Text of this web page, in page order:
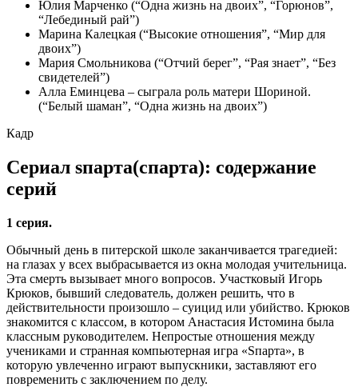
Юлия Марченко (“Одна жизнь на двоих”, “Горюнов”,
“Лебединый рай”)
Марина Калецкая (“Высокие отношения”, “Мир для
двоих”)
Мария Смольникова (“Отчий берег”, “Рая знает”, “Без
свидетелей”)
Алла Еминцева – сыграла роль матери Шориной.
(“Белый шаман”, “Одна жизнь на двоих”)
Кадр
Сериал sпарта(спарта): содержание
серий
1 серия.
Обычный день в питерской школе заканчивается трагедией:
на глазах у всех выбрасывается из окна молодая учительница.
Эта смерть вызывает много вопросов. Участковый Игорь
Крюков, бывший следователь, должен решить, что в
действительности произошло – суицид или убийство. Крюков
знакомится с классом, в котором Анастасия Истомина была
классным руководителем. Непростые отношения между
учениками и странная компьютерная игра «Sпарта», в
которую увлеченно играют выпускники, заставляют его
повременить с заключением по делу.